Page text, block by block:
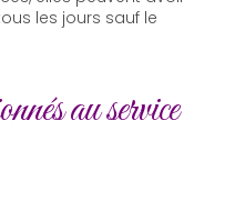
les jours sauf le
au service